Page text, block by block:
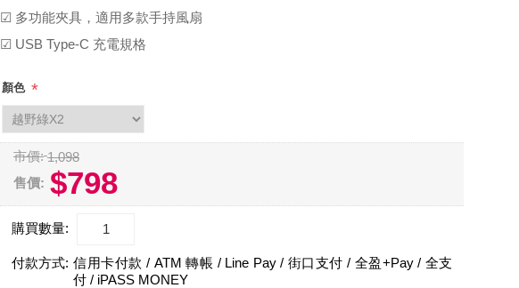
☑ 多功能夾具，適用多款手持風扇
☑ USB Type-C 充電規格
顏色 *
市價: 1,098
售價: $798
購買數量:
付款方式: 信用卡付款 / ATM 轉帳 / Line Pay / 街口支付 / 全盈+Pay / 全支
付 / iPASS MONEY